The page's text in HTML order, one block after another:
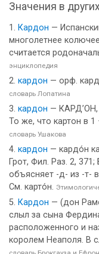
Значения в
Кардон —
многолетнее
считается
энциклопедия
кардон — орф.
словарь Лопатина
кардон — КАРД’ОН,
То же, что картон в 1
словарь Ушакова
кардон — кардо́н
Грот, Фил. Раз. 2,
объясняет -д- из -т-
См. карто́н.
Кардон — (дон
слыл за сына
расположенного и
королем Неаполя. В